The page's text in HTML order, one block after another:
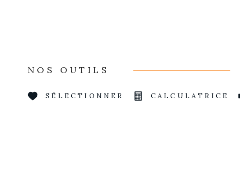
NOS OUTILS
SÉLECTIONNER CALCULATRICE